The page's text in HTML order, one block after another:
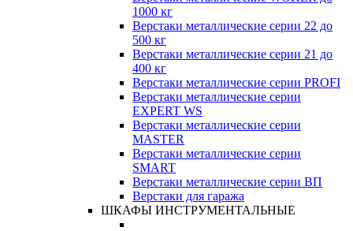
1000 кг
Верстаки металлические серии 22 до
500 кг
Верстаки металлические серии 21 до
400 кг
Верстаки металлические серии PROFI
Верстаки металлические серии
EXPERT WS
Верстаки металлические серии
MASTER
Верстаки металлические серии
SMART
Верстаки металлические серии ВП
Верстаки для гаража
ШКАФЫ ИНСТРУМЕНТАЛЬНЫЕ